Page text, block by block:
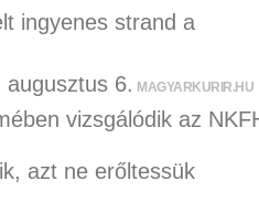
ingyenes strand a
augusztus 6. MAGYARKURIR.HU
vizsgálódik az
azt ne erőltessük